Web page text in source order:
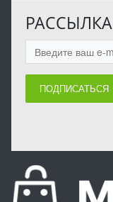
РАССЫЛКА
ПОДПИСАТЬСЯ